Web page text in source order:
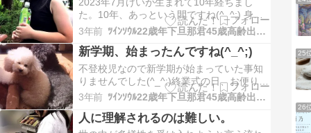
マちゃん(仮名)はライフジャケ…
た。10年、あっという間ですね(^_^;) 身長
142㎝体重36㎏前後ガッチリ体型に見えま
すがほぼ基準値でしょうか？？？ 相変わら
ず好きな事に没頭する毎日です(*´꒳`*) たま
にストリートピアノを弾いたりしています
🎶 真夏のお誕生日に…
3年前 ﾂｲﾝｿｳﾙ22歳年下旦那君45歳高齢出産熟女妻の日々徒然
新学期、始まったんですね(^_^;)
不登校児なので新学期が始まっていた事知
りませんでした(^_^;)終業式の日、お便りや
学校に置きっぱなしの学習用具を取りに学
に持ち帰ったため、わたし全く読んでませ
んでした(･_･; 進級したので学校(教頭先生)
3年前 ﾂｲﾝｿｳﾙ22歳年下旦那君45歳高齢出産熟女妻の日々徒然
人に理解されるのは難しい。
25
26